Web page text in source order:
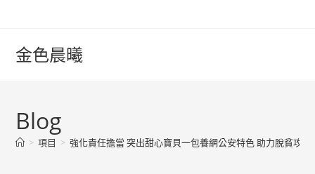
content金色晨曦
Blog
> 項目 > 強化責任擔當 突出甜心寶貝一包養網公安特色 助力脫貧攻